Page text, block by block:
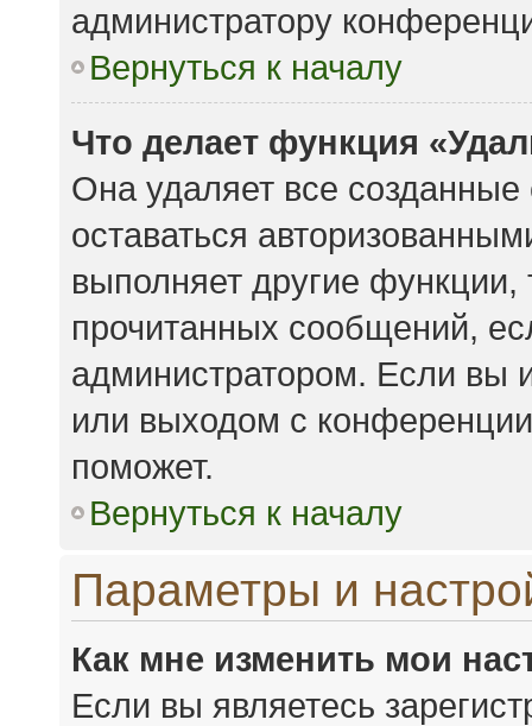
администратору
Вернуться к началу
Что делает функция
Она удаляет все
оставаться
выполняет другие функции,
прочитанных сообщений,
администратором. Если вы
или выходом с
поможет.
Вернуться к началу
Параметры и
Как мне изменить мои
Если вы являетесь